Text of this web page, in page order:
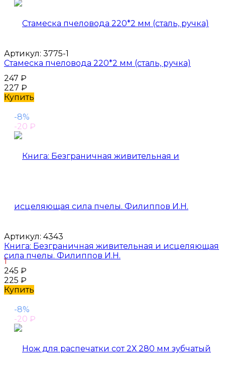
Артикул: 3775-1
Стамеска пчеловода 220*2 мм (сталь, ручка)
247 ₽
227 ₽
Купить
-8%
-20 ₽
Артикул: 4343
Книга: Безграничная живительная и исцеляющая
сила пчелы. Филиппов И.Н.
1
245 ₽
225 ₽
Купить
-8%
-20 ₽